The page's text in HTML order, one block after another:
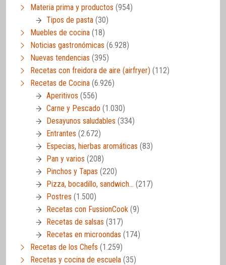
Materia prima y productos (954)
Tipos de pasta (30)
Muebles de cocina (18)
Noticias gastronómicas (6.928)
Nuevas tendencias (395)
Recetas con freidora de aire (airfryer) (112)
Recetas de Cocina (6.926)
Aperitivos (556)
Carne y Pescado (1.030)
Desayunos saludables (334)
Entrantes (2.672)
Especias, hierbas aromáticas (83)
Pan y varios (208)
Pinchos y Tapas (220)
Pizza, bocadillo, sandwich… (217)
Postres (1.500)
Recetas con FussionCook (9)
Recetas de salsas (317)
Recetas en microondas (174)
Recetas de los Chefs (1.259)
Recetas y cocina de escuela (35)